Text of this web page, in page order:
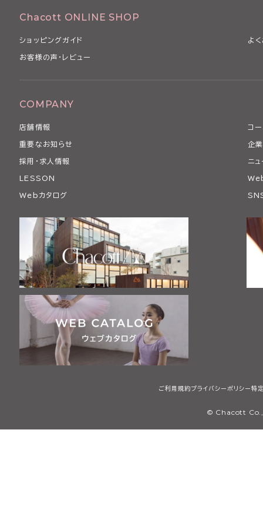
Chacott ONLINE SHOP
ショッピングガイド よ
お客様の声・レビュー
COMPANY
店舗情報 コ
重要なお知らせ 企
採用・求人情報 ニ
LESSON
Webカタログ
ご利用規約プライバシーポリシー 特
© Chacott